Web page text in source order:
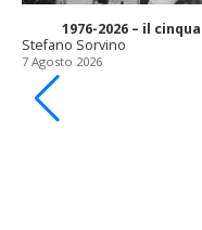
1976-2026 – il
Stefano Sorvino
7 Agosto 2026